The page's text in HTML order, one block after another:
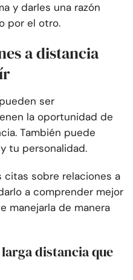
y darles una razón
por el otro.
a distancia
ser
la oportunidad de
También puede
tu personalidad.
citas sobre relaciones a
a comprender mejor
manejarla de manera
distancia que